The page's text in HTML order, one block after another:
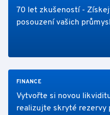
70 let zkušeností -
posouzení vašich
FINANCE
Vytvořte si novou
realizujte skryté rezervy